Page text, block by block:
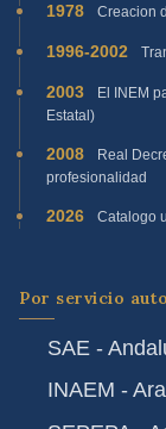
1978 Creacion
1996-2002
2003
El INEM
Estatal)
2008
Real
profesionalidad
2026 Catalogo
Por servicio
SAE -
INAEM -